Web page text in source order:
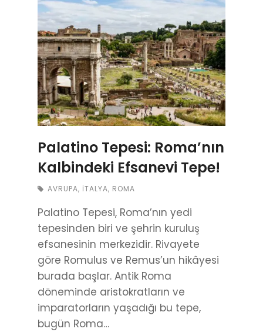
Palatino Tepesi: Roma’nın
Kalbindeki Efsanevi Tepe!
AVRUPA, İTALYA, ROMA
Palatino Tepesi, Roma’nın yedi
tepesinden biri ve şehrin kuruluş
efsanesinin merkezidir. Rivayete
göre Romulus ve Remus’un hikâyesi
burada başlar. Antik Roma
döneminde aristokratların ve
imparatorların yaşadığı bu tepe,
bugün Roma…